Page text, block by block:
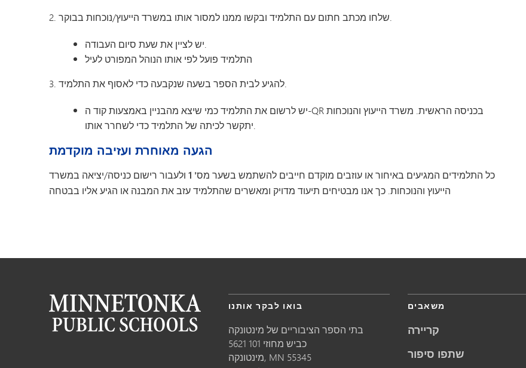
2. שלחו מכתב חתום עם התלמיד ובקשו ממנו למסור אותו במשרד הייעוץ/נוכחות בבוקר.
יש לציין את שעת סיום העבודה.
התלמיד פועל לפי אותו הנוהל המפורט לעיל
3. להגיע לבית הספר בשעה שנקבעה כדי לאסוף את התלמיד.
יש לרשום את התלמיד כמי שיצא מהבניין באמצעות קוד ה-QR בכניסה הראשית. משרד הייעוץ והנוכחות
יתקשר לכיתה של התלמיד כדי לשחרר אותו.
הגעה מאוחרת ועזיבה מוקדמת
כל התלמידים המגיעים באיחור או עוזבים מוקדם חייבים להשתמש בשער מס' 1 ולעבור רישום כניסה/יציאה במשרד
הייעוץ והנוכחות. כך אנו מבטיחים תיעוד מדויק ומאשרים שהתלמיד עזב את המבנה או הגיע אליו בבטחה
בואו לבקר אותנו
בתי הספר הציבוריים של מינטונקה
5621 כביש מחוזי 101
מינטונקה, MN 55345
משאבים
קריירה
שתפו סיפור